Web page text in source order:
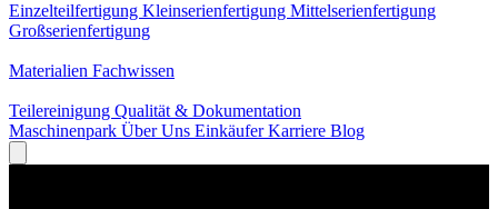
Einzelteilfertigung Kleinserienfertigung Mittelserienfertigung
Großserienfertigung
Materialien Fachwissen
Teilereinigung Qualität & Dokumentation
Maschinenpark Über Uns EinkäuferKarriere Blog